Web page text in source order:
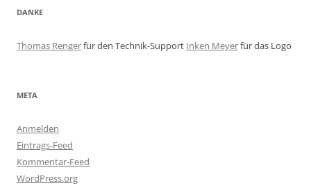
DANKE
Thomas Rengerfür den Technik-Support Inken Meyerfür das Logo
META
Anmelden
Eintrags-Feed
Kommentar-Feed
WordPress.org